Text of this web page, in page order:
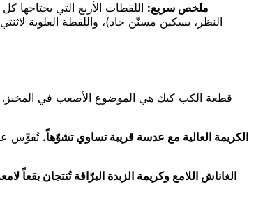
ملخص سريع:
قطعة الكب كيك هي الموضوع الأصعب في المخبز.
الكريمة العالية مع عدسة قريبة تساوي تشوّهاً.
الغاناش اللامع وكريمة الزبدة البرّاقة تُنتجان بقعاً